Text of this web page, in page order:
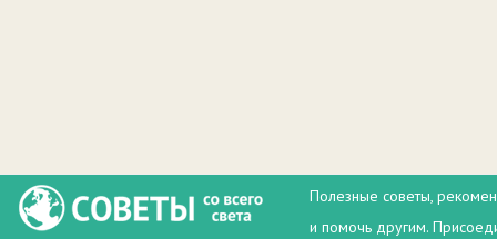
Полезные советы,
и помочь другим.